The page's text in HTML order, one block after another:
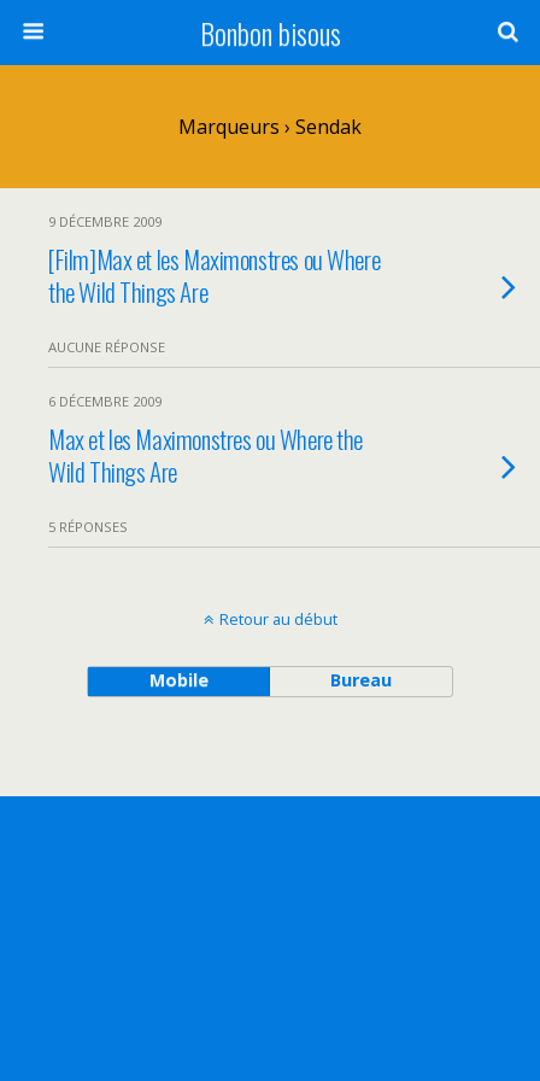
Bonbon bisous
Marqueurs › Sendak
9 DÉCEMBRE 2009
[Film]Max et les Maximonstres ou Where
the Wild Things Are
AUCUNE RÉPONSE
6 DÉCEMBRE 2009
Max et les Maximonstres ou Where the
Wild Things Are
5 RÉPONSES
Retour au début
Mobile Bureau